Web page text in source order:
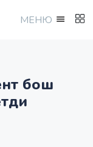
МEНЮ
бош